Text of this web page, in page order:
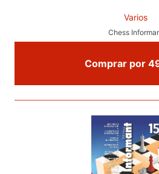
Varios
Chess